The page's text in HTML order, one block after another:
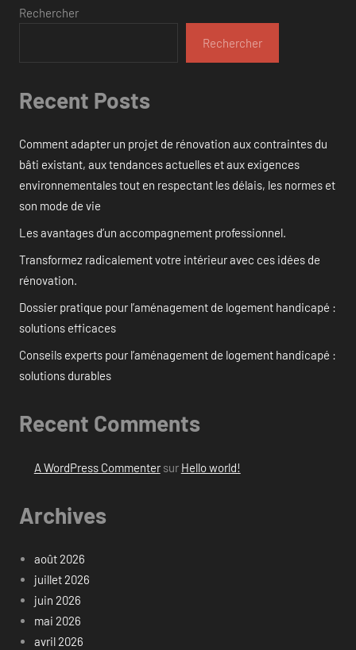
Rechercher
Rechercher
Recent Posts
Comment adapter un projet de rénovation aux contraintes du
bâti existant, aux tendances actuelles et aux exigences
environnementales tout en respectant les délais, les normes et
son mode de vie
Les avantages d’un accompagnement professionnel.
Transformez radicalement votre intérieur avec ces idées de
rénovation.
Dossier pratique pour l’aménagement de logement handicapé :
solutions efficaces
Conseils experts pour l’aménagement de logement handicapé :
solutions durables
Recent Comments
A WordPress Commentersur Hello world!
Archives
août 2026
juillet 2026
juin 2026
mai 2026
avril 2026